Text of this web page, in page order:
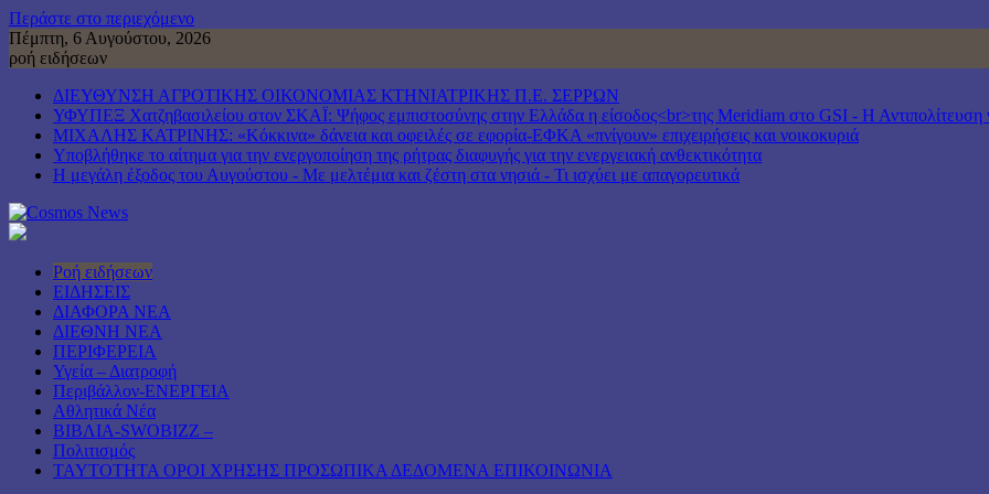
Περάστε στο περιεχόμενο
Πέμπτη, 6 Αυγούστου, 2026
ροή ειδήσεων
ΔΙΕΥΘΥΝΣΗ ΑΓΡΟΤΙΚΗΣ ΟΙΚΟΝΟΜΙΑΣ ΚΤΗΝΙΑΤΡΙΚΗΣ Π.Ε. ΣΕΡΡΩΝ
ΥΦΥΠΕΞ Χατζηβασιλείου στον ΣΚΑΪ: Ψήφος εμπιστοσύνης στην Ελλάδα η είσοδος<br>της Meridiam στο GSI - Η Αντιπολίτευση
ΜΙΧΑΛΗΣ ΚΑΤΡΙΝΗΣ: «Κόκκινα» δάνεια και οφειλές σε εφορία-ΕΦΚΑ «πνίγουν» επιχειρήσεις και νοικοκυριά
Υποβλήθηκε το αίτημα για την ενεργοποίηση της ρήτρας διαφυγής για την ενεργειακή ανθεκτικότητα
Η μεγάλη έξοδος του Αυγούστου - Με μελτέμια και ζέστη στα νησιά - Τι ισχύει με απαγορευτικά
Ροή ειδήσεων
ΕΙΔΗΣΕΙΣ
ΔΙΑΦΟΡΑ ΝΕΑ
ΔΙΕΘΝΗ ΝΕΑ
ΠΕΡΙΦΕΡΕΙΑ
Υγεία – Διατροφή
Περιβάλλον-ΕΝΕΡΓΕΙΑ
Αθλητικά Νέα
ΒΙΒΛΙΑ-SWOBIZZ –
Πολιτισμός
TAYTOTHTA ΟΡΟΙ ΧΡΗΣΗΣ ΠΡΟΣΩΠΙΚΑ ΔΕΔΟΜΕΝΑ ΕΠΙΚΟΙΝΩΝΙΑ